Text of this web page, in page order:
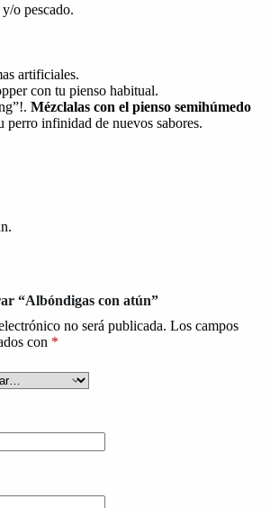
o pescado.
artificiales.
con tu pienso habitual.
Mézclalas con el pienso semihúmedo
perro infinidad de nuevos sabores.
“Albóndigas con atún”
no será publicada. Los campos
con *